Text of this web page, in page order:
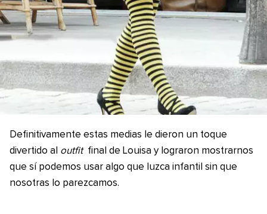
Definitivamente estas medias le dieron un toque
divertido al outfit final de Louisa y lograron mostrarnos
que sí podemos usar algo que luzca infantil sin que
nosotras lo parezcamos.